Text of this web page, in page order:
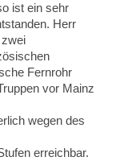
ist ein sehr
Herr
Fernrohr
vor Mainz
wegen des
erreichbar.